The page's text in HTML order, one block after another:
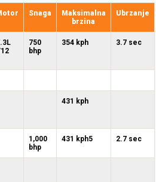
Snaga
Maksimalna
brzina
Ubrzanje
750
bhp
354 kph 3.7 sec
431 kph
1,000
bhp
431 kph5 2.7 sec